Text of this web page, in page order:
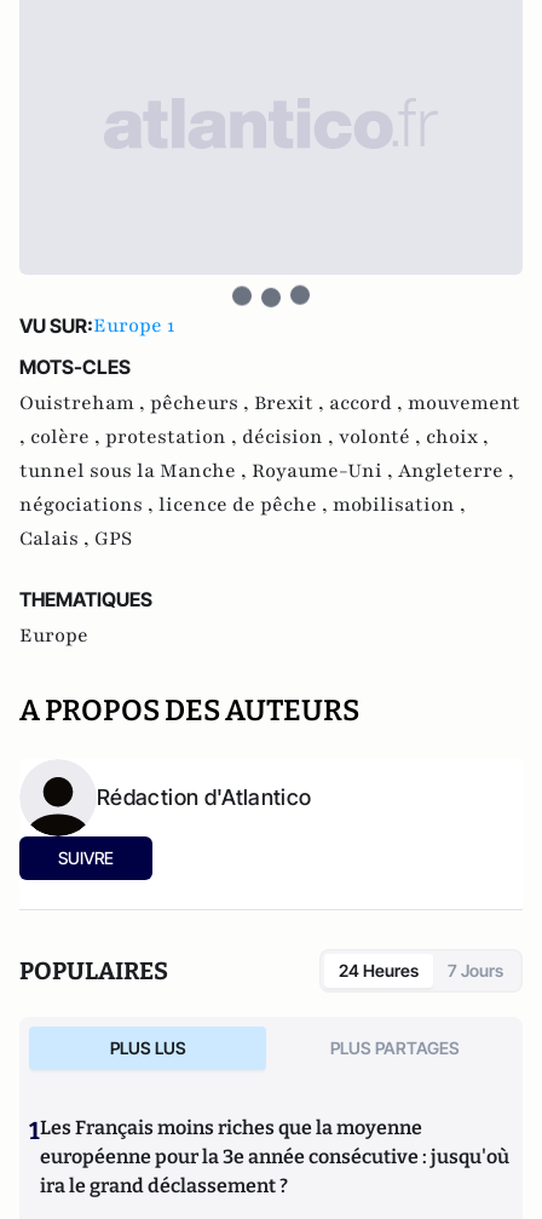
VU SUR:Europe 1
MOTS-CLES
Ouistreham , pêcheurs , Brexit , accord , mouvement
, colère , protestation , décision , volonté , choix ,
tunnel sous la Manche , Royaume-Uni , Angleterre ,
négociations , licence de pêche , mobilisation ,
Calais , GPS
THEMATIQUES
Europe
A PROPOS DES AUTEURS
Rédaction d'Atlantico
SUIVRE
POPULAIRES 24 Heures 7 Jours
PLUS LUS PLUS PARTAGES
1Les Français moins riches que la moyenne
européenne pour la 3e année consécutive : jusqu'où
ira le grand déclassement ?